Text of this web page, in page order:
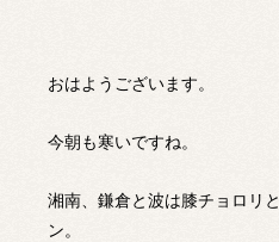
おはようございます。
今朝も寒いですね。
湘南、鎌倉と波は膝チョロリ
ン。